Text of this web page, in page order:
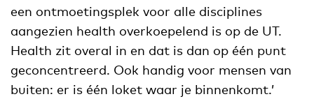
een ontmoetingsplek voor alle disciplines
aangezien health overkoepelend is op de UT.
Health zit overal in en dat is dan op één punt
geconcentreerd. Ook handig voor mensen van
buiten: er is één loket waar je binnenkomt.’